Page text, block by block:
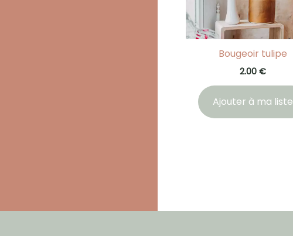
Bougeoir tulipe
2.00€
Ajouter à ma liste